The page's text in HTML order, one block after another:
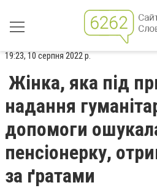
19:23, 10 серпня 2022 р.
Жінка, яка під
надання
допомоги
пенсіонерку,
за ґратами